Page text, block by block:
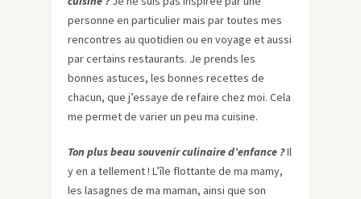
personne en particulier mais par toutes mes
rencontres au quotidien ou en voyage et aussi
par certains restaurants. Je prends les
bonnes astuces, les bonnes recettes de
chacun, que j’essaye de refaire chez moi. Cela
me permet de varier un peu ma cuisine.
Ton plus beau souvenir culinaire d’enfance ?Il
y en a tellement ! L’île flottante de ma mamy,
les lasagnes de ma maman, ainsi que son